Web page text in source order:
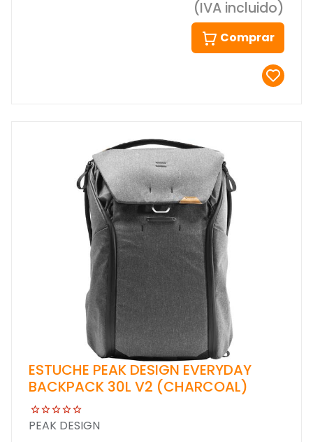
(IVA incluido)
Comprar
ESTUCHE PEAK DESIGN EVERYDAY
BACKPACK 30L V2 (CHARCOAL)
PEAK DESIGN